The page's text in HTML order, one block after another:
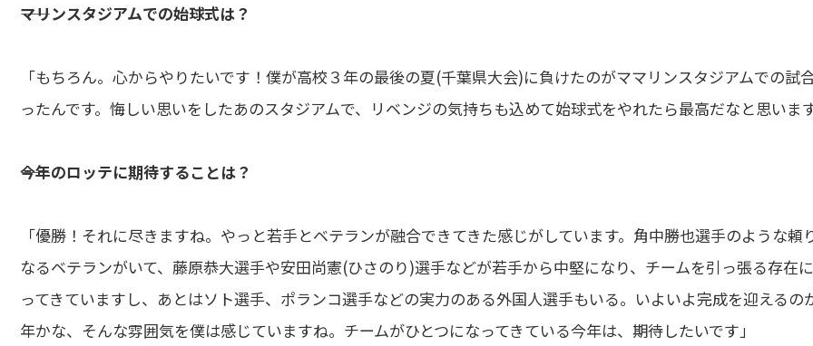
――マリンスタジアムでの始球式は？
「もちろん。心からやりたいです！僕が高校３年の最後の夏(千葉県大会)に負けたのがママリンスタジアムでの試
ったんです。悔しい思いをしたあのスタジアムで、リベンジの気持ちも込めて始球式をやれたら最高だなと思いま
――今年のロッテに期待することは？
「優勝！それに尽きますね。やっと若手とベテランが融合できてきた感じがしています。角中勝也選手のような頼
なるベテランがいて、藤原恭大選手や安田尚憲(ひさのり)選手などが若手から中堅になり、チームを引っ張る存在
ってきていますし、あとはソト選手、ポランコ選手などの実力のある外国人選手もいる。いよいよ完成を迎えるの
年かな、そんな雰囲気を僕は感じていますね。チームがひとつになってきている今年は、期待したいです」